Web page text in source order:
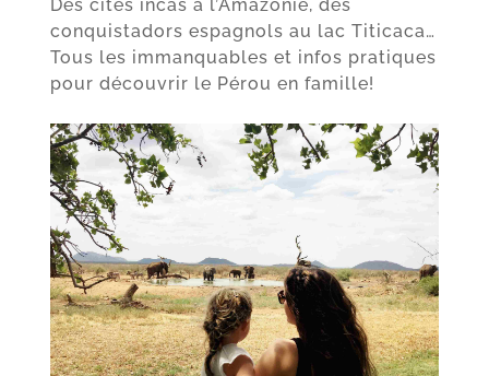
Des cités incas à l’Amazonie, des
conquistadors espagnols au lac Titicaca…
Tous les immanquables et infos pratiques
pour découvrir le Pérou en famille!